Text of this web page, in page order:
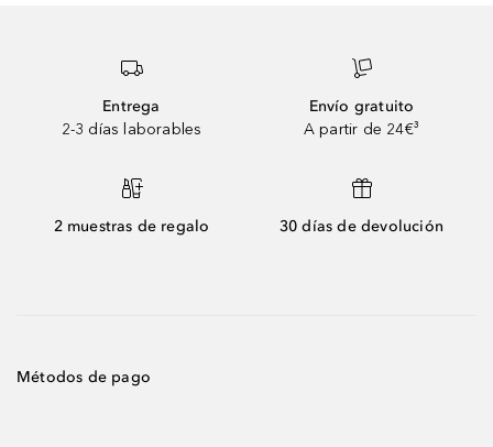
Entrega
2-3 días laborables
Envío gratuito
A partir de 24€³
2 muestras de regalo 30 días de devolución
Métodos de pago